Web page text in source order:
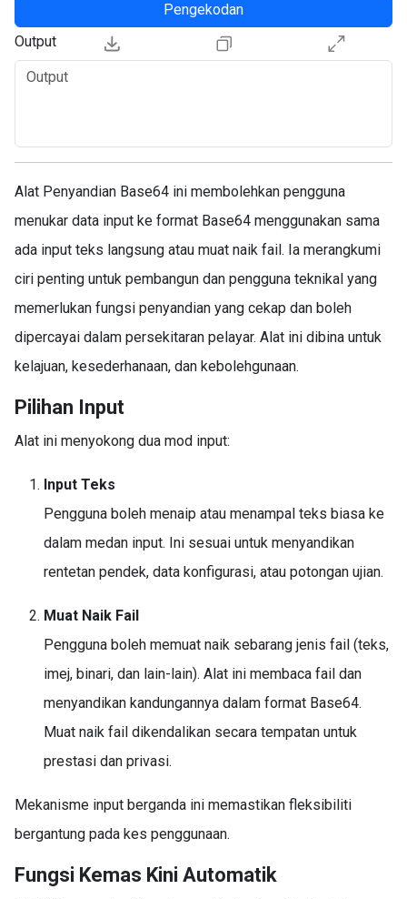
Pengekodan
Output
Alat Penyandian Base64 ini membolehkan pengguna
menukar data input ke format Base64 menggunakan sama
ada input teks langsung atau muat naik fail. Ia merangkumi
ciri penting untuk pembangun dan pengguna teknikal yang
memerlukan fungsi penyandian yang cekap dan boleh
dipercayai dalam persekitaran pelayar. Alat ini dibina untuk
kelajuan, kesederhanaan, dan kebolehgunaan.
Pilihan Input
Alat ini menyokong dua mod input:
Input Teks
Pengguna boleh menaip atau menampal teks biasa ke
dalam medan input. Ini sesuai untuk menyandikan
rentetan pendek, data konfigurasi, atau potongan ujian.
Muat Naik Fail
Pengguna boleh memuat naik sebarang jenis fail (teks,
imej, binari, dan lain-lain). Alat ini membaca fail dan
menyandikan kandungannya dalam format Base64.
Muat naik fail dikendalikan secara tempatan untuk
prestasi dan privasi.
Mekanisme input berganda ini memastikan fleksibiliti
bergantung pada kes penggunaan.
Fungsi Kemas Kini Automatik